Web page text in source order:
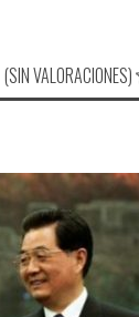
(SIN VALORACIONES)